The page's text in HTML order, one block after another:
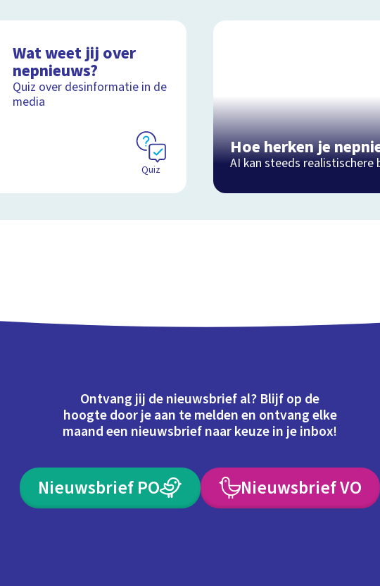
Wat weet jij over
nepnieuws?
Quiz over desinformatie in de
media
Quiz
Hoe herken je
AI kan steeds realistischere
Ontvang jij de nieuwsbrief al? Blijf op de
hoogte door je aan te melden en ontvang elke
maand een nieuwsbrief naar keuze in je inbox!
Nieuwsbrief PO Nieuwsbrief VO